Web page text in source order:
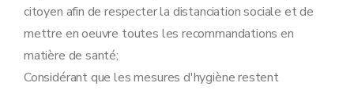
citoyen afin de respecter la distanciation sociale et de
mettre en oeuvre toutes les recommandations en
matière de santé;
Considérant que les mesures d'hygiène restent